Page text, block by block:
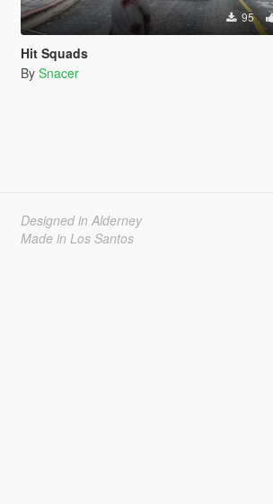
95
Hit Squads
By Snacer
Designed in Alderney
Made in Los Santos